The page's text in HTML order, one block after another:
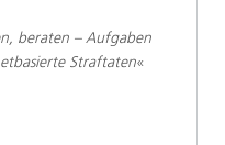
beraten – Aufgaben
Straftaten«